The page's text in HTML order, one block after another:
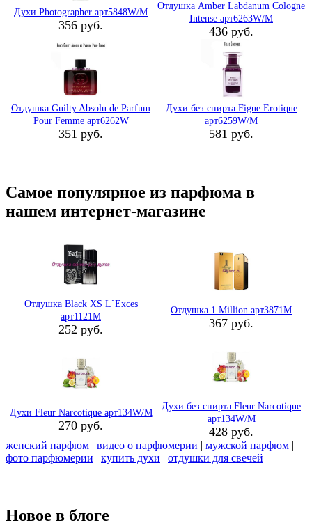
Духи Photographer арт5848W/M
356 руб.
Отдушка Amber Labdanum Cologne
Intense арт6263W/M
436 руб.
Отдушка Guilty Absolu de Parfum
Pour Femme арт6262W
351 руб.
Духи без спирта Figue Erotique
арт6259W/M
581 руб.
Самое популярное из парфюма в
нашем интернет-магазине
Отдушка Black XS L`Exces
арт1121M
252 руб.
Отдушка 1 Million арт3871M
367 руб.
Духи Fleur Narcotique арт134W/M
270 руб.
Духи без спирта Fleur Narcotique
арт134W/M
428 руб.
женский парфюм | видео о парфюмерии | мужской парфюм |
фото парфюмерии | купить духи | отдушки для свечей
Новое в блоге